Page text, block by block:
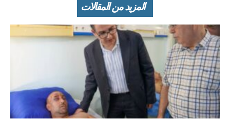
المزيد من المقالات